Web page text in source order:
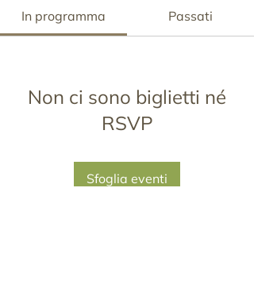
In programma Passati
Non ci sono biglietti né
RSVP
Sfoglia eventi